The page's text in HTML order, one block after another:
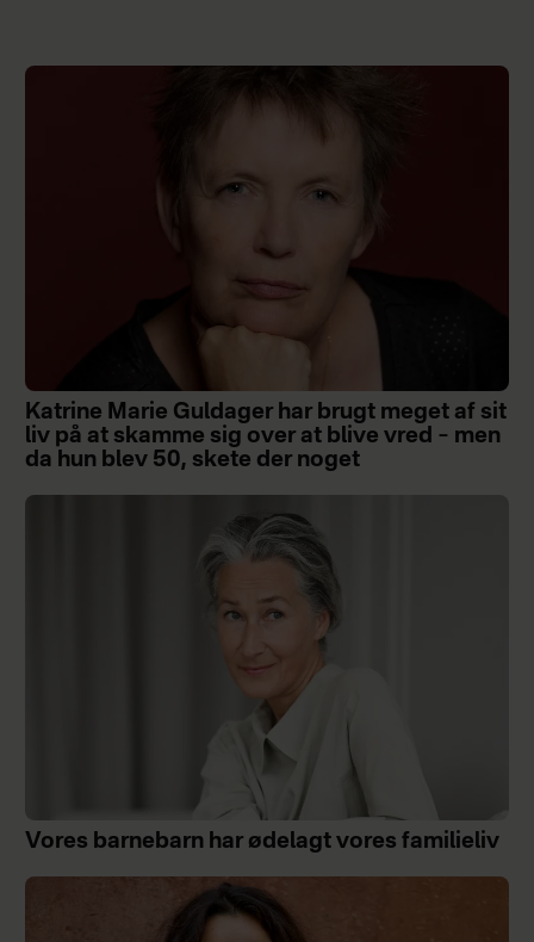
Katrine Marie Guldager har brugt meget af sit
liv på at skamme sig over at blive vred – men
da hun blev 50, skete der noget
Vores barnebarn har ødelagt vores familieliv